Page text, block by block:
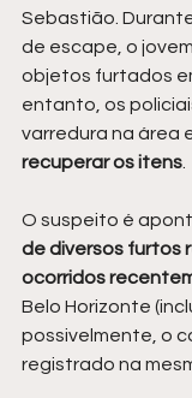
Sebastião.
de escape, o
objetos furtados
entanto, os
varredura na área
recuperar os itens
O suspeito é
de diversos furtos
ocorridos
Belo Horizonte
possivelmente, o
registrado na